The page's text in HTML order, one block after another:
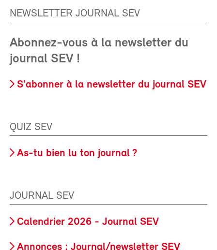
NEWSLETTER JOURNAL SEV
Abonnez-vous à la newsletter du
journal SEV !
S'abonner à la newsletter du journal SEV
QUIZ SEV
As-tu bien lu ton journal ?
JOURNAL SEV
Calendrier 2026 - Journal SEV
Annonces : Journal/newsletter SEV